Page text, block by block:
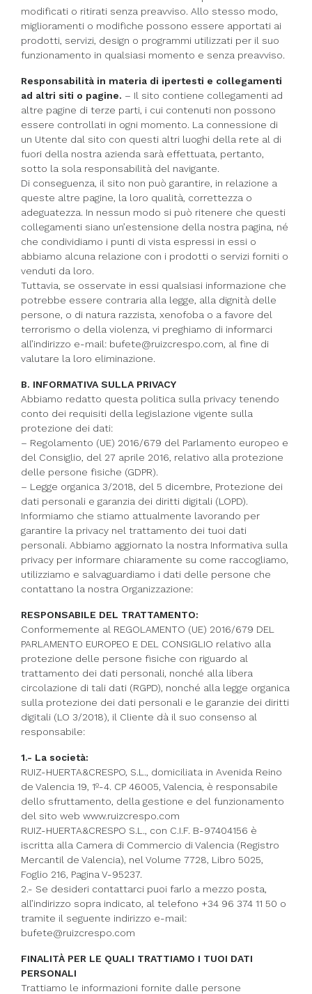
modificati o ritirati senza preavviso. Allo stesso modo,
miglioramenti o modifiche possono essere apportati ai
prodotti, servizi, design o programmi utilizzati per il suo
funzionamento in qualsiasi momento e senza preavviso.
Responsabilità in materia di ipertesti e collegamenti
ad altri siti o pagine. – Il sito contiene collegamenti ad
altre pagine di terze parti, i cui contenuti non possono
essere controllati in ogni momento. La connessione di
un Utente dal sito con questi altri luoghi della rete al di
fuori della nostra azienda sarà effettuata, pertanto,
sotto la sola responsabilità del navigante.
Di conseguenza, il sito non può garantire, in relazione a
queste altre pagine, la loro qualità, correttezza o
adeguatezza. In nessun modo si può ritenere che questi
collegamenti siano un’estensione della nostra pagina, né
che condividiamo i punti di vista espressi in essi o
abbiamo alcuna relazione con i prodotti o servizi forniti o
venduti da loro.
Tuttavia, se osservate in essi qualsiasi informazione che
potrebbe essere contraria alla legge, alla dignità delle
persone, o di natura razzista, xenofoba o a favore del
terrorismo o della violenza, vi preghiamo di informarci
all’indirizzo e-mail: bufete@ruizcrespo.com, al fine di
valutare la loro eliminazione.
B. INFORMATIVA SULLA PRIVACY
Abbiamo redatto questa politica sulla privacy tenendo
conto dei requisiti della legislazione vigente sulla
protezione dei dati:
– Regolamento (UE) 2016/679 del Parlamento europeo e
del Consiglio, del 27 aprile 2016, relativo alla protezione
delle persone fisiche (GDPR).
– Legge organica 3/2018, del 5 dicembre, Protezione dei
dati personali e garanzia dei diritti digitali (LOPD).
Informiamo che stiamo attualmente lavorando per
garantire la privacy nel trattamento dei tuoi dati
personali. Abbiamo aggiornato la nostra Informativa sulla
privacy per informare chiaramente su come raccogliamo,
utilizziamo e salvaguardiamo i dati delle persone che
contattano la nostra Organizzazione:
RESPONSABILE DEL TRATTAMENTO:
Conformemente al REGOLAMENTO (UE) 2016/679 DEL
PARLAMENTO EUROPEO E DEL CONSIGLIO relativo alla
protezione delle persone fisiche con riguardo al
trattamento dei dati personali, nonché alla libera
circolazione di tali dati (RGPD), nonché alla legge organica
sulla protezione dei dati personali e le garanzie dei diritti
digitali (LO 3/2018), il Cliente dà il suo consenso al
responsabile:
1.- La società:
RUIZ-HUERTA&CRESPO, S.L., domiciliata in Avenida Reino
de Valencia 19, 1º-4. CP 46005, Valencia, è responsabile
dello sfruttamento, della gestione e del funzionamento
del sito web www.ruizcrespo.com
RUIZ-HUERTA&CRESPO S.L., con C.I.F. B-97404156 è
iscritta alla Camera di Commercio di Valencia (Registro
Mercantil de Valencia), nel Volume 7728, Libro 5025,
Foglio 216, Pagina V-95237.
2.- Se desideri contattarci puoi farlo a mezzo posta,
all’indirizzo sopra indicato, al telefono +34 96 374 11 50 o
tramite il seguente indirizzo e-mail:
bufete@ruizcrespo.com
FINALITÀ PER LE QUALI TRATTIAMO I TUOI DATI
PERSONALI
Trattiamo le informazioni fornite dalle persone